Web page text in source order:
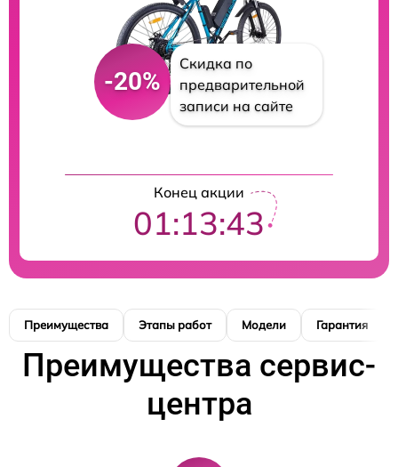
-20%
Скидка по
предварительной
записи на сайте
Конец акции
01:13:42
Преимущества Этапы работ Модели Гарантия
Преимущества сервис-
центра